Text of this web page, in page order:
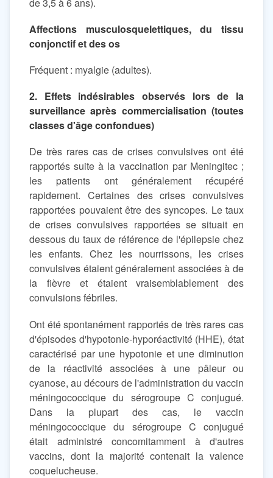
Affections musculosquelettiques, du tissu
conjonctif et des os
Fréquent : myalgie (adultes).
2. Effets indésirables observés lors de la
surveillance après commercialisation (toutes
classes d'âge confondues)
De très rares cas de crises convulsives ont été
rapportés suite à la vaccination par Meningitec ;
les patients ont généralement récupéré
rapidement. Certaines des crises convulsives
rapportées pouvaient être des syncopes. Le taux
de crises convulsives rapportées se situait en
dessous du taux de référence de l'épilepsie chez
les enfants. Chez les nourrissons, les crises
convulsives étaient généralement associées à de
la fièvre et étaient vraisemblablement des
convulsions fébriles.
Ont été spontanément rapportés de très rares cas
d'épisodes d'hypotonie-hyporéactivité (HHE), état
caractérisé par une hypotonie et une diminution
de la réactivité associées à une pâleur ou
cyanose, au décours de l'administration du vaccin
méningococcique du sérogroupe C conjugué.
Dans la plupart des cas, le vaccin
méningococcique du sérogroupe C conjugué
était administré concomitamment à d'autres
vaccins, dont la majorité contenait la valence
coquelucheuse.